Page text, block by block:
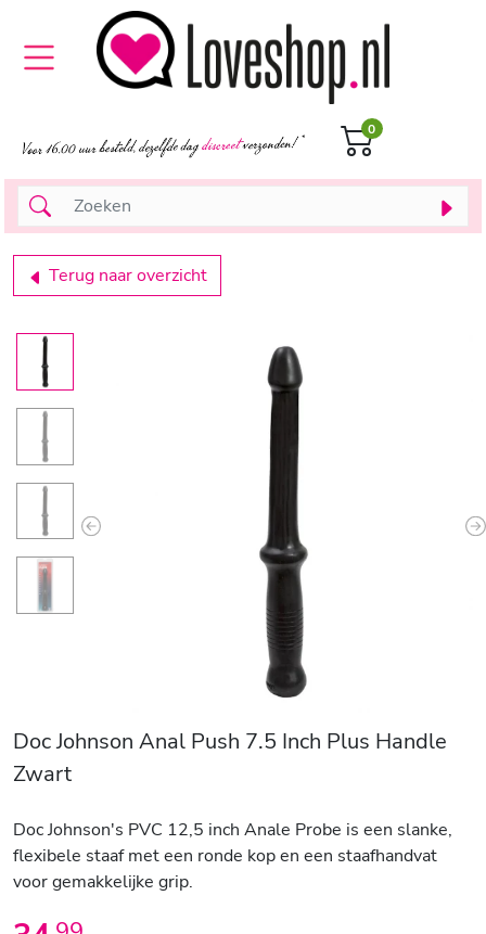
0
Terug naar overzicht
Previous
Doc Johnson Anal Push 7.5 Inch Plus Handle
Zwart
Doc Johnson's PVC 12,5 inch Anale Probe is een slanke,
flexibele staaf met een ronde kop en een staafhandvat
voor gemakkelijke grip.